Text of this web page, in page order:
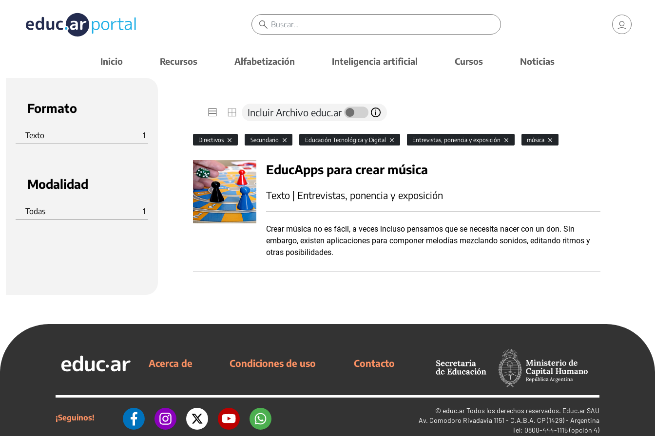
Inicio Recursos Alfabetización Inteligencia artificial Cursos Noticias
Formato
Texto 1
Modalidad
Todas 1
Incluir Archivo educ.ar
Directivos Secundario Educación Tecnológica y Digital Entrevistas, ponencia y exposición música
EducApps para crear música
Texto | Entrevistas, ponencia y exposición
Crear música no es fácil, a veces incluso pensamos que se necesita nacer con un don. Sin
embargo, existen aplicaciones para componer melodías mezclando sonidos, editando ritmos y
otras posibilidades.
Acerca de Condiciones de uso Contacto
¡Seguinos!
© educ.arTodos los derechos reservados. Educ.ar SAU
Av. Comodoro Rivadavia 1151 - C.A.B.A. CP (1429) - Argentina
Tel: 0800-444-1115 (opción 4)